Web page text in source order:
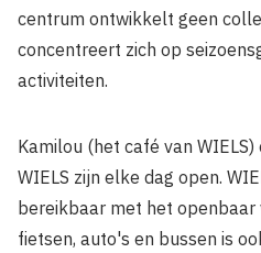
centrum ontwikkelt geen
concentreert zich op
activiteiten.
Kamilou (het café van
WIELS zijn elke dag open.
bereikbaar met het openbaar
fietsen, auto's en bussen is